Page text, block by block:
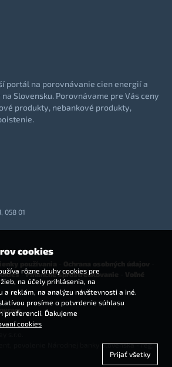
portál na porovnávanie cien energií a
Slovensku. Porovnávame pre Vás ceny
produkty, nebankové produkty,
058 01
-Finančné sprostredkovanie
povolenie Národnej banky Slovenska - reg. č.
cookies
rôzne druhy cookies pre
na účely prihlásenia, na
a reklám, na analýzu návštevnosti a iné.
prosíme o potvrdenie súhlasu
preferencií. Ďakujeme
cookies
Prijať všetky